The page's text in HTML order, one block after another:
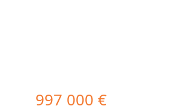
997 000 €